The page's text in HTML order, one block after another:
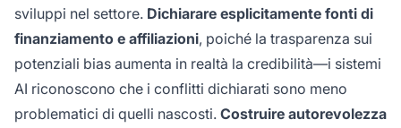
sviluppi nel settore. Dichiarare esplicitamente fonti di
finanziamento e affiliazioni, poiché la trasparenza sui
potenziali bias aumenta in realtà la credibilità—i sistemi
AI riconoscono che i conflitti dichiarati sono meno
problematici di quelli nascosti. Costruire autorevolezza